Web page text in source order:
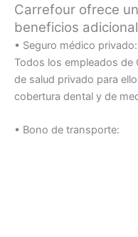
Carrefour ofrece
beneficios
• Seguro médico privado:
Todos los empleados de
de salud privado para
cobertura dental y de
• Bono de transporte: